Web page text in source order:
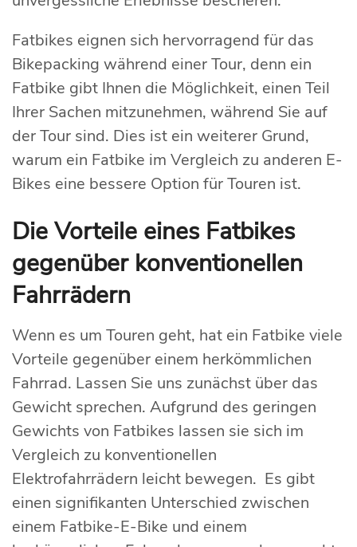
Fatbikes eignen sich hervorragend für das
Bikepacking während einer Tour, denn ein
Fatbike gibt Ihnen die Möglichkeit, einen Teil
Ihrer Sachen mitzunehmen, während Sie auf
der Tour sind. Dies ist ein weiterer Grund,
warum ein Fatbike im Vergleich zu anderen E-
Bikes eine bessere Option für Touren ist.
Die Vorteile eines Fatbikes
gegenüber konventionellen
Fahrrädern
Wenn es um Touren geht, hat ein Fatbike viele
Vorteile gegenüber einem herkömmlichen
Fahrrad. Lassen Sie uns zunächst über das
Gewicht sprechen. Aufgrund des geringen
Gewichts von Fatbikes lassen sie sich im
Vergleich zu konventionellen
Elektrofahrrädern leicht bewegen. Es gibt
einen signifikanten Unterschied zwischen
einem Fatbike-E-Bike und einem